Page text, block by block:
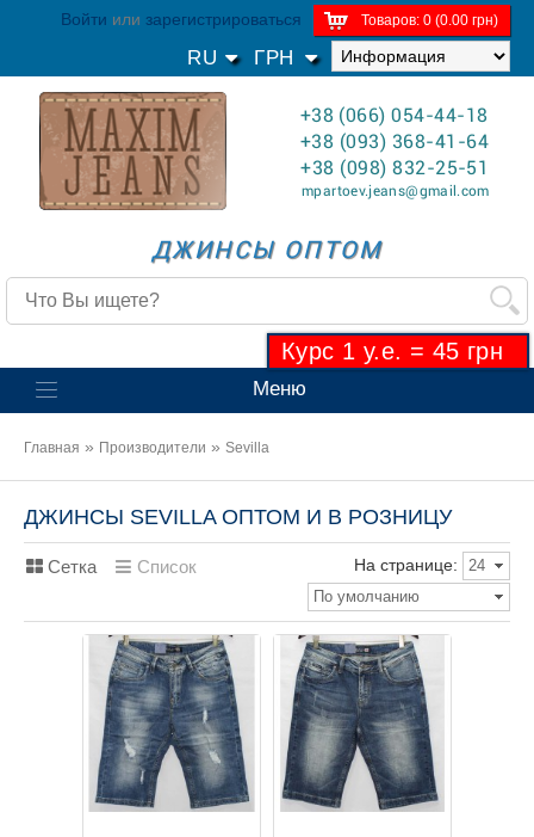
Товаров: 0 (0.00 грн)
Войти или зарегистрироваться
ГРН
RU
ДЖИНСЫ ОПТОМ
+38 (066) 054-44-18
+38 (093) 368-41-64
+38 (098) 832-25-51
mpartoev.jeans@gmail.com
Курс 1 у.е. = 45 грн
Меню
Главная » Производители » Sevilla
ДЖИНСЫ SEVILLA ОПТОМ И В РОЗНИЦУ
Сетка Список На странице:
24
По умолчанию